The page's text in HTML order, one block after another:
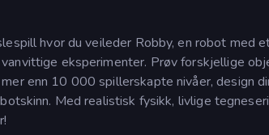
hvor du veileder Robby, en robot med
eksperimenter. Prøv forskjellige
enn 10 000 spillerskapte nivåer, design
Med realistisk fysikk, livlige